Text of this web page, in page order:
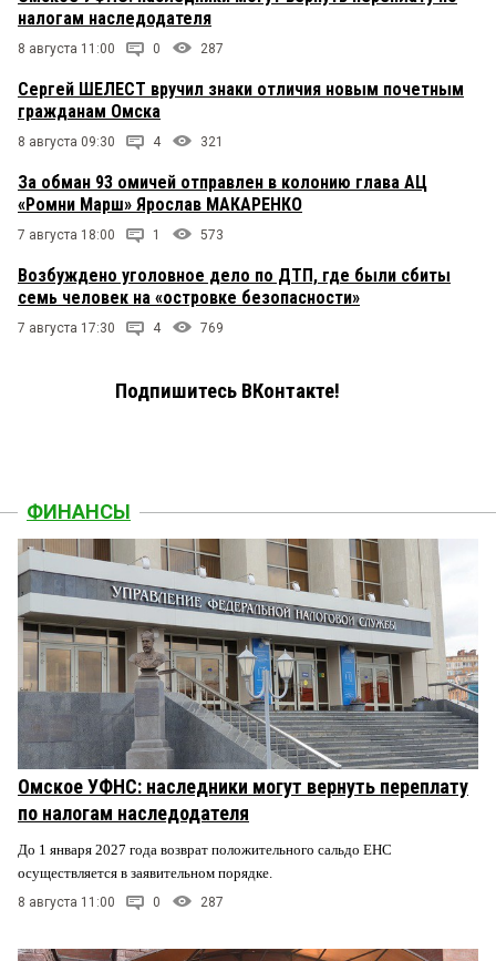
налогам наследодателя
8 августа 11:00 0 287
Сергей ШЕЛЕСТ вручил знаки отличия новым почетным
гражданам Омска
8 августа 09:30 4 321
За обман 93 омичей отправлен в колонию глава АЦ
«Ромни Марш» Ярослав МАКАРЕНКО
7 августа 18:00 1 573
Возбуждено уголовное дело по ДТП, где были сбиты
семь человек на «островке безопасности»
7 августа 17:30 4 769
Подпишитесь ВКонтакте!
ФИНАНСЫ
Омское УФНС: наследники могут вернуть переплату
по налогам наследодателя
До 1 января 2027 года возврат положительного сальдо ЕНС
осуществляется в заявительном порядке.
8 августа 11:00 0 287